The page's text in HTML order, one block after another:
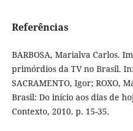
Referências
BARBOSA, Marialva Carlos.
primórdios da TV no Brasil.
SACRAMENTO, Igor; ROXO,
Brasil: Do início aos dias de
Contexto, 2010. p. 15-35.